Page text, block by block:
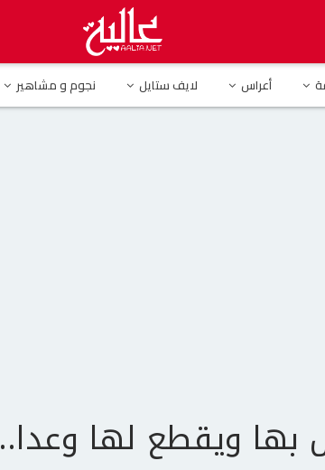
أعراس لايف ستايل نجوم و مشاهير
يتغزل بها ويقطع لها وعدا.. وهي ترد
بها ويقطع لها وعدا..